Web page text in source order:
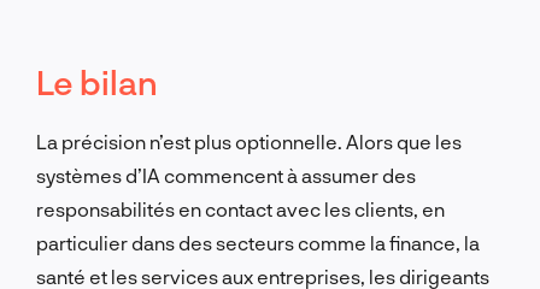
Le bilan
La précision n’est plus optionnelle. Alors que les
systèmes d’IA commencent à assumer des
responsabilités en contact avec les clients, en
particulier dans des secteurs comme la finance, la
santé et les services aux entreprises, les dirigeants